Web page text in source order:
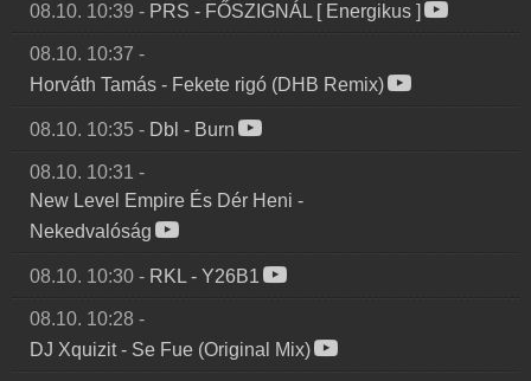
08.10. 10:39 - PRS - FŐSZIGNÁL [ Energikus ]
08.10. 10:37 -
Horváth Tamás - Fekete rigó (DHB Remix)
08.10. 10:35 - Dbl - Burn
08.10. 10:31 -
New Level Empire És Dér Heni -
Nekedvalóság
08.10. 10:30 - RKL - Y26B1
08.10. 10:28 -
DJ Xquizit- Se Fue (Original Mix)